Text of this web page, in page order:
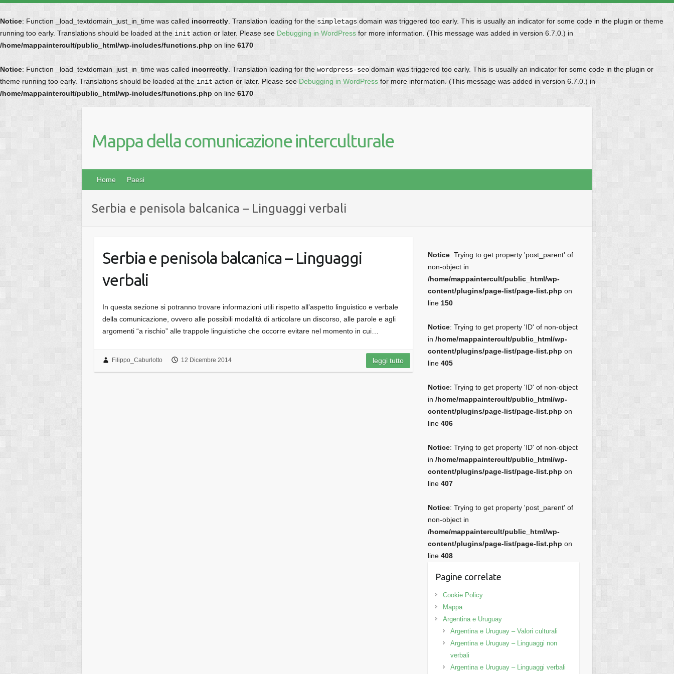
Notice: Function _load_textdomain_just_in_time was called incorrectly . Translation loading for the simpletags domain was triggered too early. This is usually an indicator for some code in the plugin or theme
running too early. Translations should be loaded at the init action or later. Please see Debugging in WordPress for more information. (This message was added in version 6.7.0.) in
/home/mappaintercult/public_html/wp-includes/functions.php on line 6170
Notice: Function _load_textdomain_just_in_time was called incorrectly . Translation loading for the wordpress-seo domain was triggered too early. This is usually an indicator for some code in the plugin or
theme running too early. Translations should be loaded at the init action or later. Please seeDebugging in WordPress for more information. (This message was added in version 6.7.0.) in
/home/mappaintercult/public_html/wp-includes/functions.php on line 6170
Mappa della comunicazione interculturale
Home Paesi
Serbia e penisola balcanica – Linguaggi verbali
Serbia e penisola balcanica – Linguaggi
verbali
In questa sezione si potranno trovare informazioni utili rispetto all’aspetto linguistico e verbale
della comunicazione, ovvero alle possibili modalità di articolare un discorso, alle parole e agli
argomenti “a rischio” alle trappole linguistiche che occorre evitare nel momento in cui…
Filippo_Caburlotto 12 Dicembre 2014 leggi tutto
Notice: Trying to get property 'post_parent' of
non-object in
/home/mappaintercult/public_html/wp-
content/plugins/page-list/page-list.php on
line 150
Notice: Trying to get property 'ID' of non-object
in /home/mappaintercult/public_html/wp-
content/plugins/page-list/page-list.php on
line 405
Notice: Trying to get property 'ID' of non-object
in /home/mappaintercult/public_html/wp-
content/plugins/page-list/page-list.php on
line 406
Notice: Trying to get property 'ID' of non-object
in /home/mappaintercult/public_html/wp-
content/plugins/page-list/page-list.php on
line 407
Notice: Trying to get property 'post_parent' of
non-object in
/home/mappaintercult/public_html/wp-
content/plugins/page-list/page-list.php on
line 408
Pagine correlate
Cookie Policy
Mappa
Argentina e Uruguay
Argentina e Uruguay – Valori culturali
Argentina e Uruguay – Linguaggi non
verbali
Argentina e Uruguay – Linguaggi verbali